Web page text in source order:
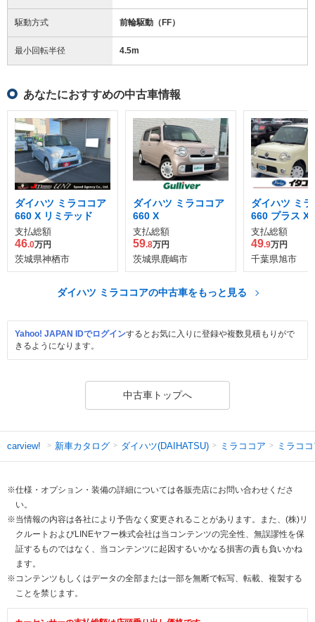
駆動方式 前輪駆動（FF）
最小回転半径 4.5m
あなたにおすすめの中古車情報
ダイハツ ミラココア
660 X リミテッド
支払総額
46.0万円
茨城県神栖市
ダイハツ ミラココア
660 X
支払総額
59.8万円
茨城県鹿嶋市
ダイハツ ミ
660 プラス X
支払総額
49.9万円
千葉県旭市
ダイハツ ミラココアの中古車をもっと見る
Yahoo! JAPAN IDでログインするとお気に入りに登録や複数見積もりがで
きるようになります。
中古車トップへ
carview! 新車カタログ ダイハツ(DAIHATSU) ミラココア ミラコ
※仕様・オプション・装備の詳細については各販売店にお問い合わせくださ
い。
※当情報の内容は各社により予告なく変更されることがあります。また、(株)リ
クルートおよびLINEヤフー株式会社は当コンテンツの完全性、無誤謬性を保
証するものではなく、当コンテンツに起因するいかなる損害の責も負いかね
ます。
※コンテンツもしくはデータの全部または一部を無断で転写、転載、複製する
ことを禁じます。